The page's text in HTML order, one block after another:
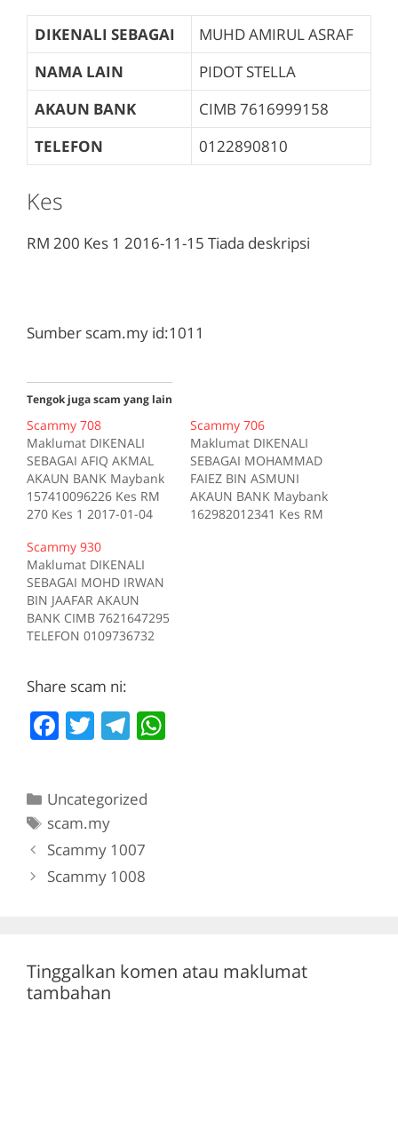
DIKENALI SEBAGAI
MUHD AMIRUL ASRAF
NAMA LAIN
PIDOT STELLA
AKAUN BANK
CIMB 7616999158
TELEFON
0122890810
Kes
RM 200 Kes 1 2016-11-15 Tiada deskripsi
Sumber scam.my id:1011
Tengok juga scam yang lain
Scammy 708
Maklumat DIKENALI
SEBAGAI AFIQ AKMAL
AKAUN BANK Maybank
157410096226 Kes RM
270 Kes 1 2017-01-04
Sumber scam.my id:708
Scammy 706
Maklumat DIKENALI
SEBAGAI MOHAMMAD
FAIEZ BIN ASMUNI
AKAUN BANK Maybank
162982012341 Kes RM
Scammy 930
Maklumat DIKENALI
SEBAGAI MOHD IRWAN
BIN JAAFAR AKAUN
BANK CIMB 7621647295
TELEFON 0109736732
deskripsi Sumber
Share scam ni:
F
a
e
b
o
o
T
w
er
T
el
gr
a
m
Categories
Uncategorized
Tags
scam.my
Scammy 1007
Scammy 1008
Tinggalkan komen atau maklumat
tambahan